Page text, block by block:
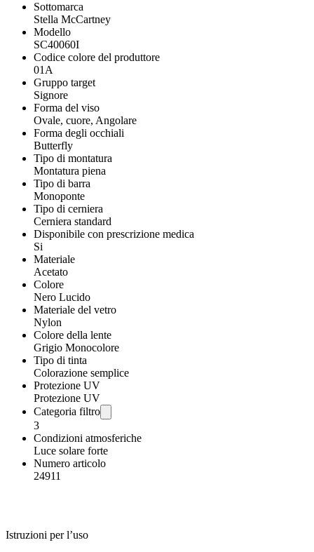
Sottomarca
Stella McCartney
Modello
SC40060I
Codice colore del produttore
01A
Gruppo target
Signore
Forma del viso
Ovale, cuore, Angolare
Forma degli occhiali
Butterfly
Tipo di montatura
Montatura piena
Tipo di barra
Monoponte
Tipo di cerniera
Cerniera standard
Disponibile con prescrizione medica
Si
Materiale
Acetato
Colore
Nero Lucido
Materiale del vetro
Nylon
Colore della lente
Grigio Monocolore
Tipo di tinta
Colorazione semplice
Protezione UV
Protezione UV
Categoria filtro
3
Condizioni atmosferiche
Luce solare forte
Numero articolo
24911
Istruzioni per l’uso